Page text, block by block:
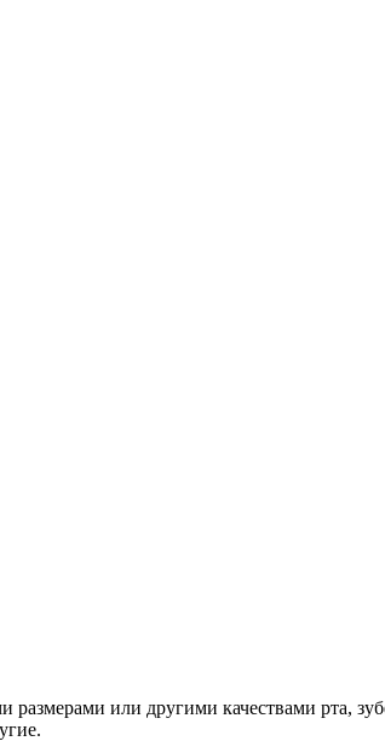
или другими качествами рта,